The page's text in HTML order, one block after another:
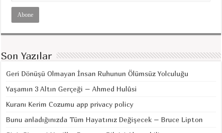
Son Yazılar
Geri Dönüşü Olmayan İnsan Ruhunun Ölümsüz Yolculuğu
Yaşamın 3 Altın Gerçeği – Ahmed Hulûsi
Kuranı Kerim Cozumu app privacy policy
Bunu anladığınızda Tüm Hayatınız Değişecek – Bruce Lipton